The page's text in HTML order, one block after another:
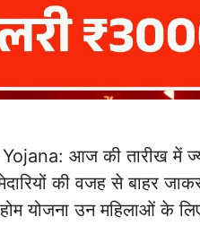
आज की तारीख में
की वजह से बाहर
योजना उन महिलाओं के